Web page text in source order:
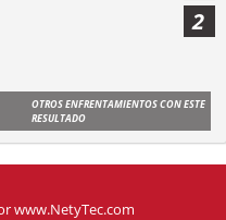
2
OTROS ENFRENTAMIENTOS CON ESTE
RESULTADO
www.NetyTec.com